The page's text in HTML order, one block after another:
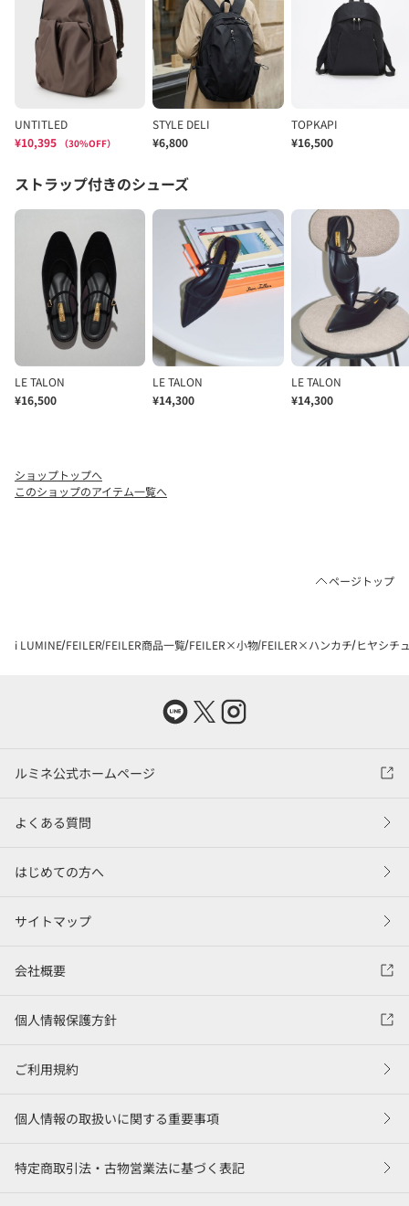
ショップトップへ
このショップのアイテム一覧へ
ページトップ
i LUMINE FEILER FEILER商品一覧 FEILER×小物 FEILER×ハンカチ ヒヤシチ
ルミネ公式ホームページ
よくある質問
はじめての方へ
サイトマップ
会社概要
個人情報保護方針
ご利用規約
個人情報の取扱いに関する重要事項
特定商取引法・古物営業法に基づく表記